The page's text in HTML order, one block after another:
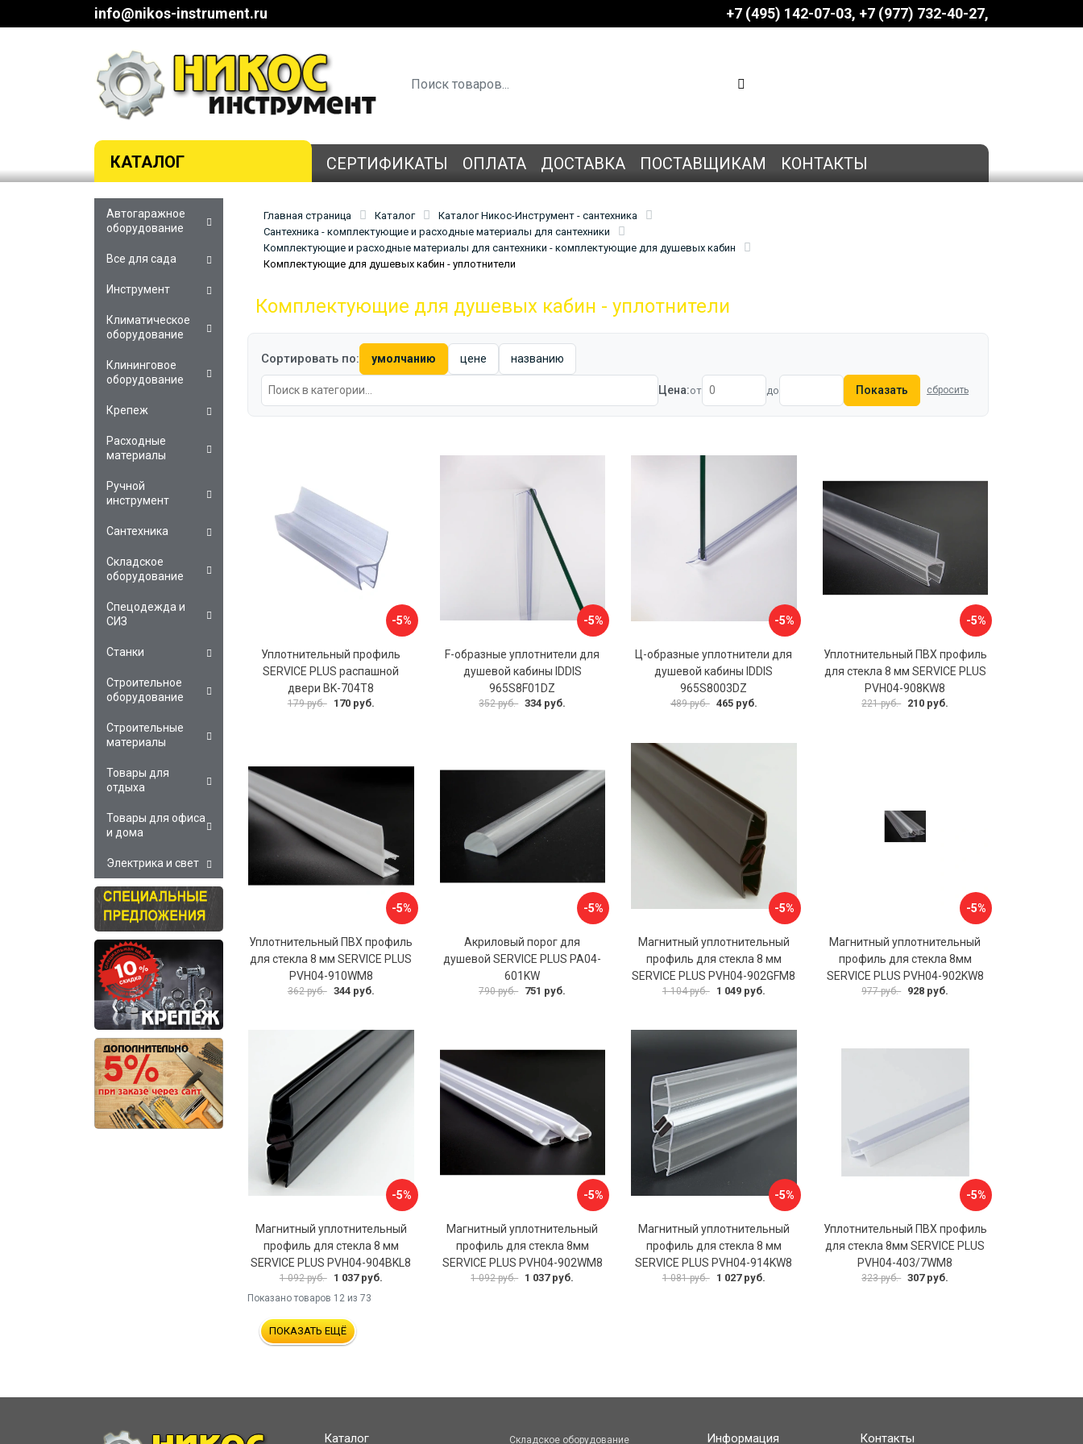
info@nikos-instrument.ru +7 (495) 142-07-03 ‎‎+7 (977) 732-40-27
КАТАЛОГ СЕРТИФИКАТЫ ОПЛАТА ДОСТАВКА ПОСТАВЩИКАМ КОНТАКТЫ
Главная страница Каталог
Каталог Никос-Инструмент - сантехника
Сантехника - комплектующие и расходные материалы для сантехники
Комплектующие и расходные материалы для сантехники - комплектующие для душевых кабин
Комплектующие для душевых кабин - уплотнители
Комплектующие для душевых кабин - уплотнители
Сортировать по: умолчанию цене названию
Цена:от до Показать сбросить
-5%
Уплотнительный профиль
SERVICE PLUS распашной
двери BK-704T8
179 руб. 170 руб.
-5%
F-образные уплотнители для
душевой кабины IDDIS
965S8F01DZ
352 руб. 334 руб.
-5%
Ц-образные уплотнители для
душевой кабины IDDIS
965S8003DZ
489 руб. 465 руб.
-5%
Уплотнительный ПВХ профиль
для стекла 8 мм SERVICE PLUS
PVH04-908KW8
221 руб. 210 руб.
-5%
Уплотнительный ПВХ профиль
для стекла 8 мм SERVICE PLUS
PVH04-910WM8
362 руб. 344 руб.
-5%
Акриловый порог для
душевой SERVICE PLUS PA04-
601KW
790 руб. 751 руб.
-5%
Магнитный уплотнительный
профиль для стекла 8 мм
SERVICE PLUS PVH04-902GFM8
1 104 руб. 1 049 руб.
-5%
Магнитный уплотнительный
профиль для стекла 8мм
SERVICE PLUS PVH04-902KW8
977 руб. 928 руб.
-5%
Магнитный уплотнительный
профиль для стекла 8 мм
SERVICE PLUS PVH04-904BKL8
1 092 руб. 1 037 руб.
-5%
Магнитный уплотнительный
профиль для стекла 8мм
SERVICE PLUS PVH04-902WM8
1 092 руб. 1 037 руб.
-5%
Магнитный уплотнительный
профиль для стекла 8 мм
SERVICE PLUS PVH04-914KW8
1 081 руб. 1 027 руб.
-5%
Уплотнительный ПВХ профиль
для стекла 8мм SERVICE PLUS
PVH04-403/7WM8
323 руб. 307 руб.
Показано товаров 12 из 73
ПОКАЗАТЬ ЕЩЁ
Автогаражное
оборудование
Все для сада
Инструмент
Климатическое
оборудование
Клининговое
оборудование
Крепеж
Расходные
материалы
Ручной
инструмент
Сантехника
Складское
оборудование
Спецодежда и
СИЗ
Станки
Строительное
оборудование
Строительные
материалы
Товары для
отдыха
Товары для офиса
и дома
Электрика и свет
Каталог Складское оборудование Информация Контакты